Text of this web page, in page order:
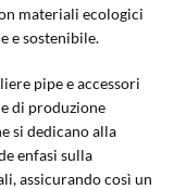
materiali ecologici
e sostenibile.
pipe e accessori
di produzione
si dedicano alla
enfasi sulla
assicurando così un